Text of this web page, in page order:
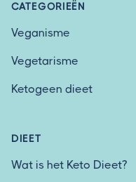
CATEGORIEËN
Veganisme
Vegetarisme
Ketogeen dieet
DIEET
Wat is het Keto Dieet?